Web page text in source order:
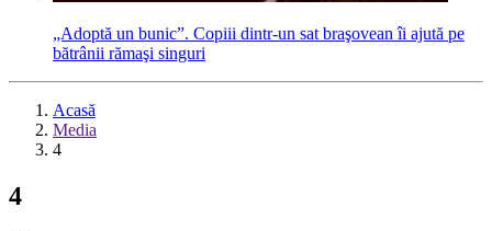
„Adoptă un bunic”. Copiii dintr-un sat braşovean îi ajută pe
bătrânii rămaşi singuri
Acasă
Media
4
4